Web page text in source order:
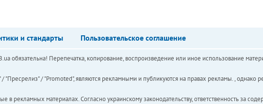
и стандарты Пользовательское соглашение
обязательна! Перепечатка, копирование, воспроизведение или иное использование
/ "Promoted", являются рекламными и публикуются на правах рекламы. , однако
рекламных материалах. Согласно украинскому законодательству, ответственность за